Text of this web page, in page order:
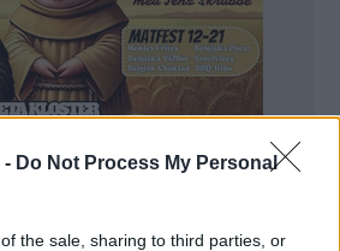
- Do Not Process My Personal
the sale, sharing to third parties, or